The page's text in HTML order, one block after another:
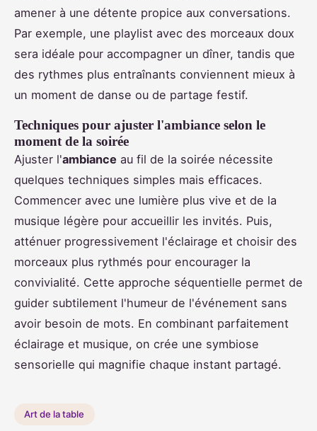
amener à une détente propice aux conversations.
Par exemple, une playlist avec des morceaux doux
sera idéale pour accompagner un dîner, tandis que
des rythmes plus entraînants conviennent mieux à
un moment de danse ou de partage festif.
Techniques pour ajuster l'ambiance selon le
moment de la soirée
Ajuster l'ambiance au fil de la soirée nécessite
quelques techniques simples mais efficaces.
Commencer avec une lumière plus vive et de la
musique légère pour accueillir les invités. Puis,
atténuer progressivement l'éclairage et choisir des
morceaux plus rythmés pour encourager la
convivialité. Cette approche séquentielle permet de
guider subtilement l'humeur de l'événement sans
avoir besoin de mots. En combinant parfaitement
éclairage et musique, on crée une symbiose
sensorielle qui magnifie chaque instant partagé.
Art de la table